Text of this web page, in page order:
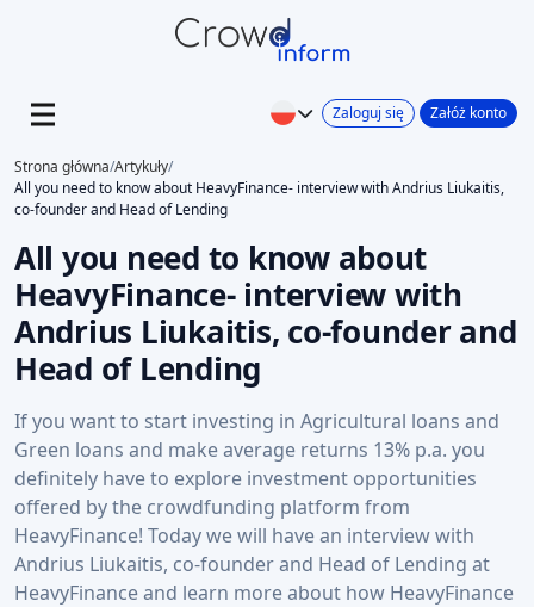
Zaloguj się Załóż konto
Strona główna/Artykuły/
All you need to know about HeavyFinance- interview with Andrius Liukaitis,
co-founder and Head of Lending
All you need to know about
HeavyFinance- interview with
Andrius Liukaitis, co-founder and
Head of Lending
If you want to start investing in Agricultural loans and
Green loans and make average returns 13% p.a. you
definitely have to explore investment opportunities
offered by the crowdfunding platform from
HeavyFinance! Today we will have an interview with
Andrius Liukaitis, co-founder and Head of Lending at
HeavyFinance and learn more about how HeavyFinance